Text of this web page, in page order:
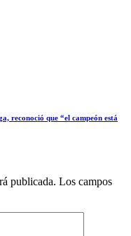
reconoció que “el campeón está
publicada. Los campos